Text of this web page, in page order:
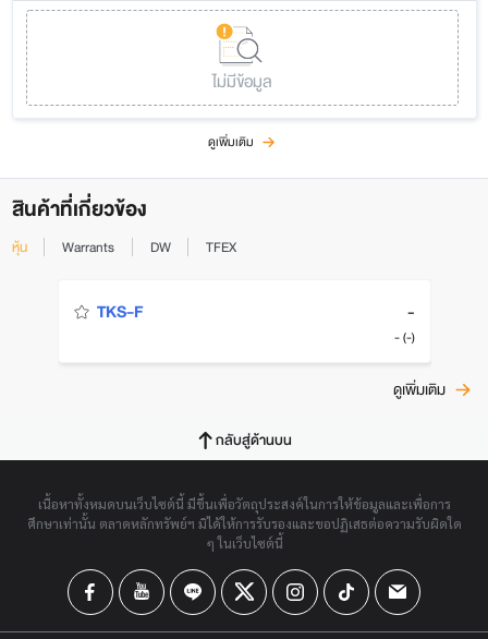
ไม่มีข้อมูล
ดูเพิ่มเติม
สินค้าที่เกี่ยวข้อง
หุ้น Warrants DW TFEX
TKS-F -
- (-)
ดูเพิ่มเติม
กลับสู่ด้านบน
เนื้อหาทั้งหมดบนเว็บไซต์นี้ มีขึ้นเพื่อวัตถุประสงค์ในการให้ข้อมูลและเพื่อการ
ศึกษาเท่านั้น ตลาดหลักทรัพย์ฯ มิได้ให้การรับรองและขอปฏิเสธต่อความรับผิดใด
ๆ ในเว็บไซต์นี้